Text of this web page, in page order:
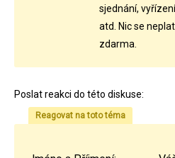
sjednání,
atd. Nic se
zdarma.
Poslat reakci do této diskuse:
Reagovat na toto téma